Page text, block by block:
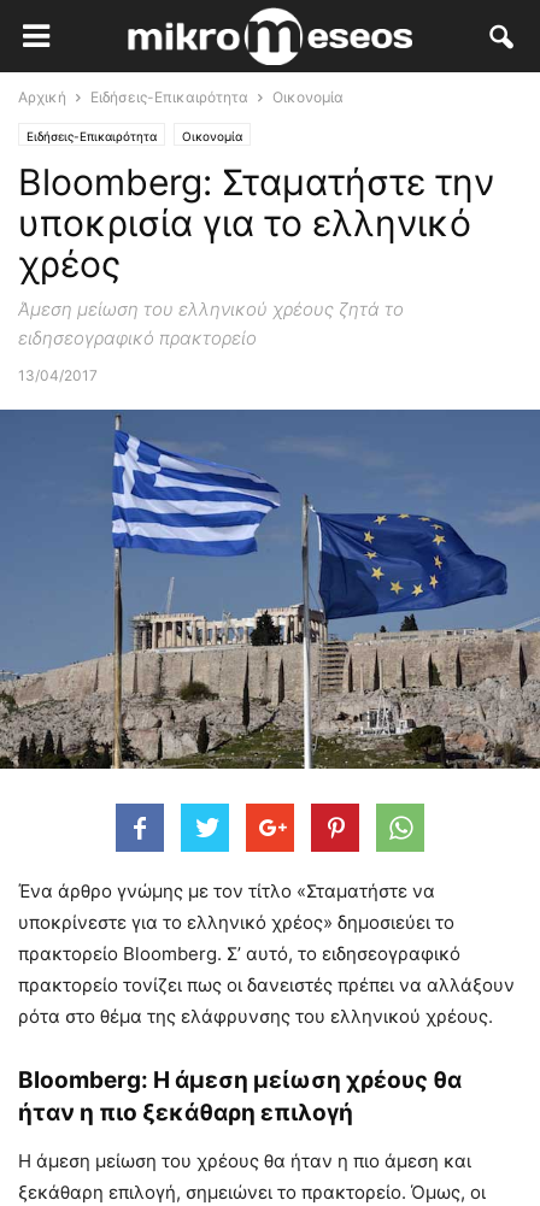
Αρχική Ειδήσεις-Επικαιρότητα Οικονομία
Ειδήσεις-Επικαιρότητα Οικονομία
Bloomberg: Σταματήστε την
υποκρισία για το ελληνικό
χρέος
Άμεση μείωση του ελληνικού χρέους ζητά το
ειδησεογραφικό πρακτορείο
13/04/2017
Ένα άρθρο γνώμης με τον τίτλο «Σταματήστε να
υποκρίνεστε για το ελληνικό χρέος» δημοσιεύει το
πρακτορείο Bloomberg. Σ’ αυτό, το ειδησεογραφικό
πρακτορείο τονίζει πως οι δανειστές πρέπει να αλλάξουν
ρότα στο θέμα της ελάφρυνσης του ελληνικού χρέους.
Bloomberg: Η άμεση μείωση χρέους θα
ήταν η πιο ξεκάθαρη επιλογή
Η άμεση μείωση του χρέους θα ήταν η πιο άμεση και
ξεκάθαρη επιλογή, σημειώνει το πρακτορείο. Όμως, οι